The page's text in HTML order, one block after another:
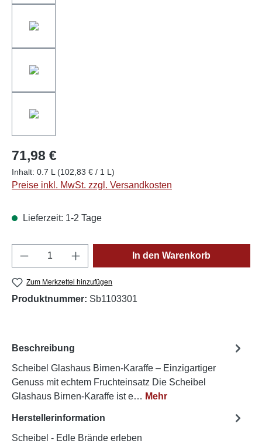
71,98 €
Inhalt: 0.7 L (102,83 € / 1 L)
Preise inkl. MwSt. zzgl. Versandkosten
Lieferzeit: 1-2 Tage
Produkt Anzahl: Gib den gewünschten
In den Warenkorb
Zum Merkzettel hinzufügen
Produktnummer: Sb1103301
Beschreibung
Scheibel Glashaus Birnen-Karaffe – Einzigartiger
Genuss mit echtem Fruchteinsatz Die Scheibel
Glashaus Birnen-Karaffe ist e… Mehr
Herstellerinformation
Scheibel - Edle Brände erleben